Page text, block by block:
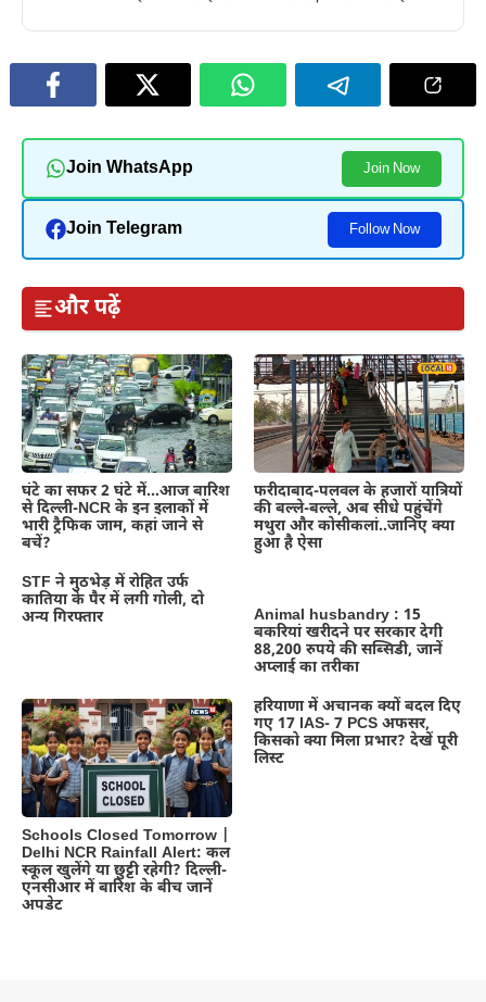
Join WhatsApp Join Now
Join Telegram Follow Now
और पढ़ें
घंटे का सफर 2 घंटे में…आज बारिश
से दिल्ली-NCR के इन इलाकों में
भारी ट्रैफिक जाम, कहां जाने से
बचें?
फरीदाबाद-पलवल के हजारों यात्रियों
की बल्ले-बल्ले, अब सीधे पहुंचेंगे
मथुरा और कोसीकलां..जानिए क्या
हुआ है ऐसा
STF ने मुठभेड़ में रोहित उर्फ
कातिया के पैर में लगी गोली, दो
अन्य गिरफ्तार
Animal husbandry : 15
बकरियां खरीदने पर सरकार देगी
88,200 रुपये की सब्सिडी, जानें
अप्लाई का तरीका
Schools Closed Tomorrow |
Delhi NCR Rainfall Alert: कल
स्कूल खुलेंगे या छुट्टी रहेगी? दिल्ली-
एनसीआर में बारिश के बीच जानें
अपडेट
हरियाणा में अचानक क्यों बदल दिए
गए 17 IAS- 7 PCS अफसर,
किसको क्या मिला प्रभार? देखें पूरी
लिस्ट